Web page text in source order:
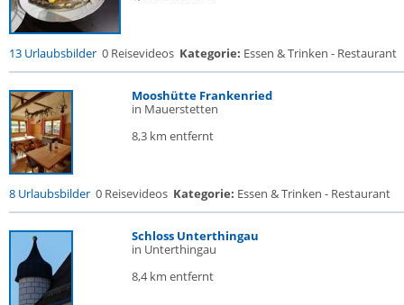
13 Urlaubsbilder 0 Reisevideos Kategorie: Essen & Trinken - Restaurant
Mooshütte Frankenried
in Mauerstetten
8,3 km entfernt
8 Urlaubsbilder 0 Reisevideos Kategorie: Essen & Trinken - Restaurant
Schloss Unterthingau
in Unterthingau
8,4 km entfernt